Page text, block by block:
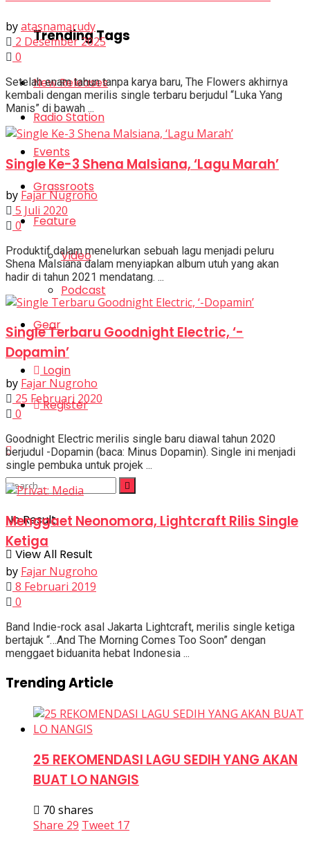
Trending Tags
New Releases
Radio Station
Events
Grassroots
Feature
Video
Podcast
Gear
Login
Register
No Result
View All Result
byatasnamarudy
2 Desember 2025
0
Setelah enam tahun tanpa karya baru, The Flowers akhirnya
kembali dengan merilis single terbaru berjudul “Luka Yang
Manis” di bawah ...
Single Ke-3 Shena Malsiana, ‘Lagu Marah’
by Fajar Nugroho
5 Juli 2020
0
Produktif dalam menelurkan sebuah lagu menjadi peluru
Shena Malsiana dalam menyiapkan album utuh yang akan
hadir di tahun 2021 mendatang. ...
Single Terbaru Goodnight Electric, ‘-
Dopamin’
by Fajar Nugroho
25 Februari 2020
0
Goodnight Electric merilis single baru diawal tahun 2020
berjudul -Dopamin (baca: Minus Dopamin). Single ini menjadi
single pembuka untuk projek ...
Menggaet Neonomora, Lightcraft Rilis Single
Ketiga
by Fajar Nugroho
8 Februari 2019
0
Band Indie-rock asal Jakarta Lightcraft, merilis single ketiga
bertajuk “…And The Morning Comes Too Soon” dengan
menggaet biduanita hebat Indonesia ...
Trending Article
25 REKOMENDASI LAGU SEDIH YANG AKAN
BUAT LO NANGIS
70 shares
Share 29 Tweet 17